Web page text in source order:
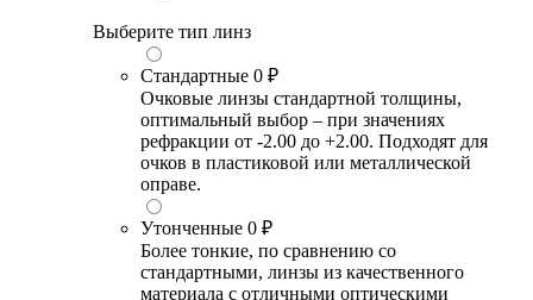
Выберите тип линз
Стандартные 0 ₽
Очковые линзы стандартной толщины,
оптимальный выбор – при значениях
рефракции от -2.00 до +2.00. Подходят для
очков в пластиковой или металлической
оправе.
Утонченные 0 ₽
Более тонкие, по сравнению со
стандартными, линзы из качественного
материала с отличными оптическими